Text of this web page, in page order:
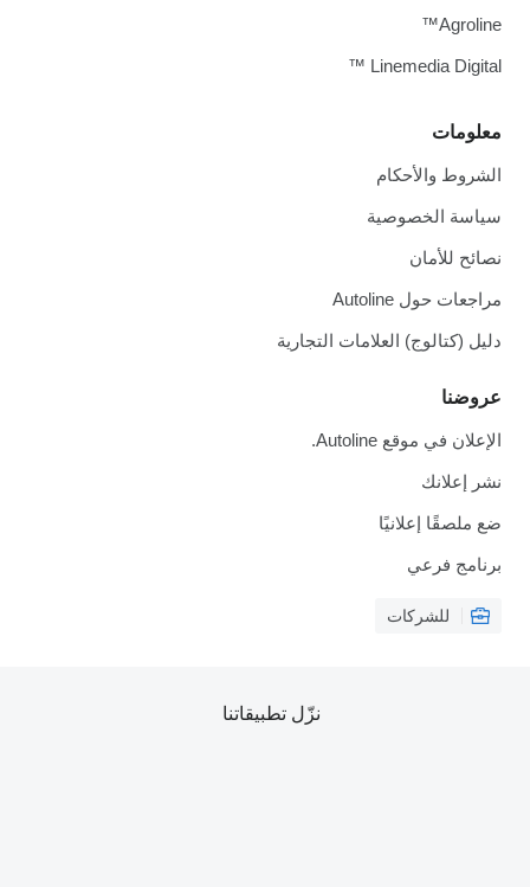
معلومات
الشروط والأحكام
سياسة الخصوصية
نصائح للأمان
مراجعات حول Autoline
دليل (كتالوج) العلامات التجارية
عروضنا
الإعلان في موقع Autoline.
نشر إعلانك
ضع ملصقًا إعلانيًا
برنامج فرعي
للشركات
Agroline™
Linemedia Digital ™
نزّل تطبيقاتنا